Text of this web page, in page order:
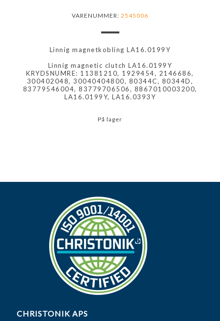
VARENUMMER: 2545006
Linnig magnetkobling LA16.0199Y
Linnig magnetic clutch LA16.0199Y
KRYDSNUMRE: 11381210, 1929454, 2146686,
300402048, 30040404800, 80344C, 80344D,
83779546004, 83779706506, 8867010003200,
LA16.0199Y, LA16.0393Y
På lager
CHRISTONIK APS